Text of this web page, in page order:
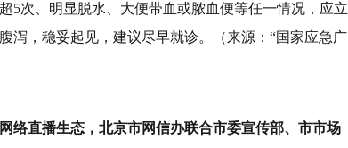
5次、明显脱水、大便带血或脓血便等任一情况，应立
泻，稳妥起见，建议尽早就诊。（来源：“国家应急广
络直播生态，北京市网信办联合市委宣传部、市市场